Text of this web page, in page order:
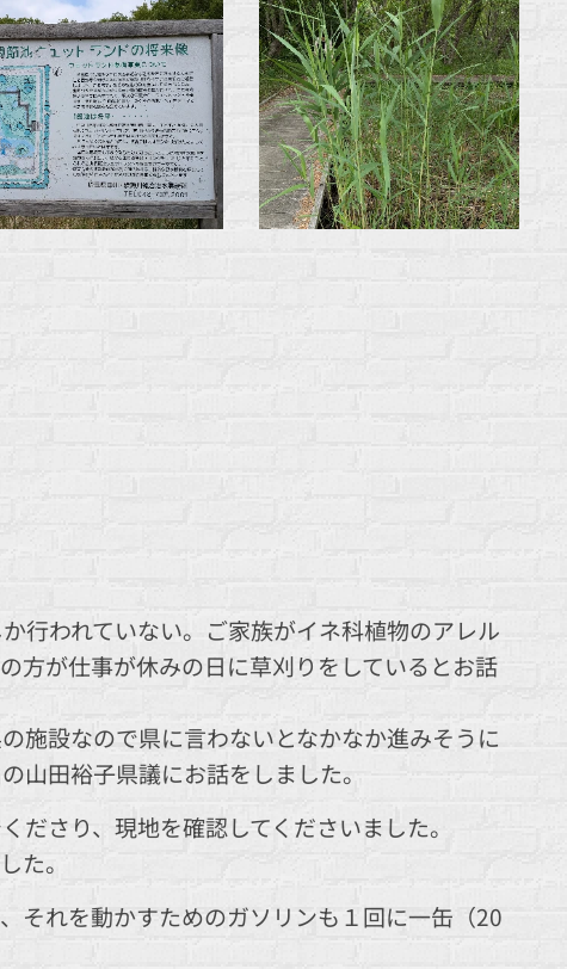
行われていない。ご家族がイネ科植物のアレル
方が仕事が休みの日に草刈りをしているとお話
施設なので県に言わないとなかなか進みそうに
山田裕子県議にお話をしました。
さり、現地を確認してくださいました。
た。
それを動かすためのガソリンも１回に一缶（20